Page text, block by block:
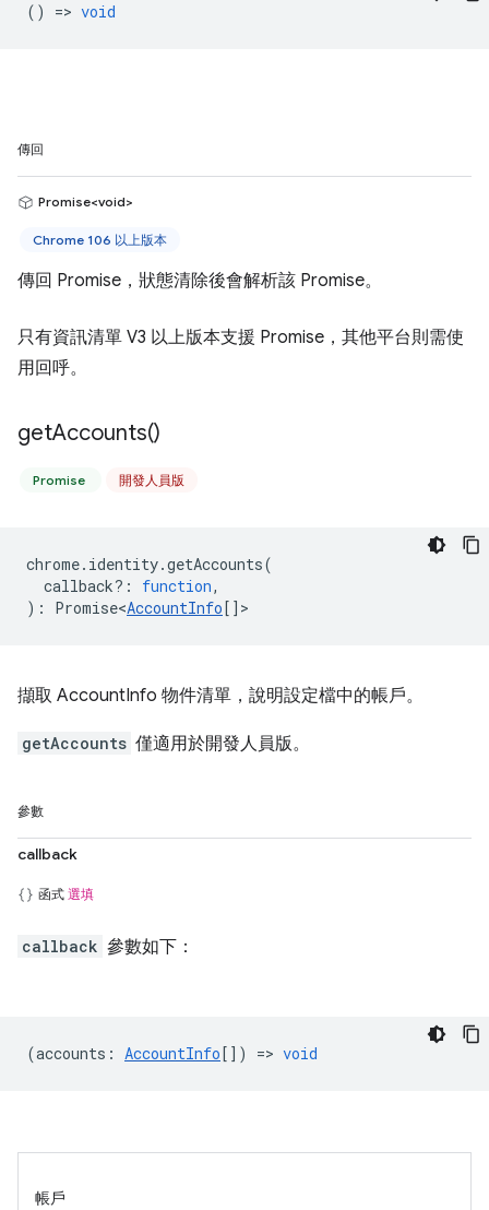
() => void
傳回
Promise<void>
Chrome 106 以上版本
傳回 Promise，狀態清除後會解析該 Promise。
只有資訊清單 V3 以上版本支援 Promise，其他平台則需使
用回呼。
getAccounts()
Promise 開發人員版
chrome. identity.getAccounts(
callback? : function,
) : Promise<AccountInfo[] >
擷取 AccountInfo 物件清單，說明設定檔中的帳戶。
getAccounts 僅適用於開發人員版。
參數
callback
函式 選填
callback 參數如下：
(accounts : AccountInfo[]) => void
帳戶